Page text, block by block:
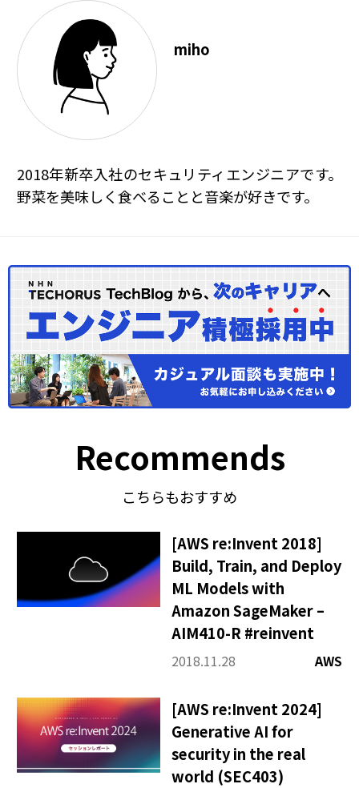
miho
2018年新卒入社のセキュリティエンジニアです。
野菜を美味しく食べることと音楽が好きです。
Recommends
こちらもおすすめ
[AWS re:Invent 2018]
Build, Train, and Deploy
ML Models with
Amazon SageMaker –
AIM410-R #reinvent
2018.11.28 AWS
[AWS re:Invent 2024]
Generative AI for
security in the real
world (SEC403)